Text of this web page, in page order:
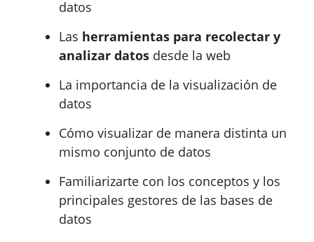
datos
Las herramientas para recolectar y
analizar datos desde la web
La importancia de la visualización de
datos
Cómo visualizar de manera distinta un
mismo conjunto de datos
Familiarizarte con los conceptos y los
principales gestores de las bases de
datos